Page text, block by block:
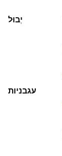
יְבוּל
עגבניות